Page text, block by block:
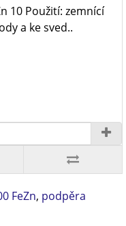
10 Použití: zemnící
a ke sved..
FeZn, podpěra